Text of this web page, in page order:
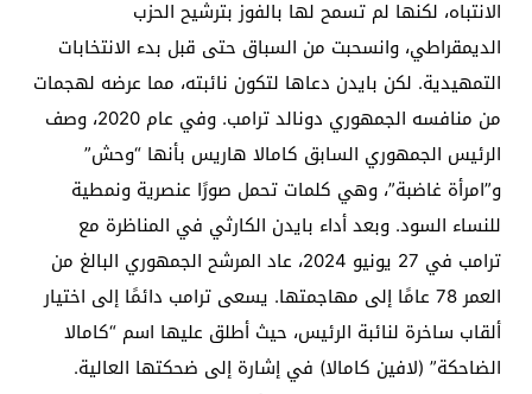
الانتباه، لكنها لم تسمح لها بالفوز بترشيح الحزب
الديمقراطي، وانسحبت من السباق حتى قبل بدء الانتخابات
التمهيدية. لكن بايدن دعاها لتكون نائبته، مما عرضه لهجمات
من منافسه الجمهوري دونالد ترامب. وفي عام 2020، وصف
الرئيس الجمهوري السابق كامالا هاريس بأنها “وحش” ​​
و”امرأة غاضبة”، وهي كلمات تحمل صورًا عنصرية ونمطية
للنساء السود. وبعد أداء بايدن الكارثي في ​​المناظرة مع
ترامب في 27 يونيو 2024، عاد المرشح الجمهوري البالغ من
العمر 78 عامًا إلى مهاجمتها. يسعى ترامب دائمًا إلى اختيار
ألقاب ساخرة لنائبة الرئيس، حيث أطلق عليها اسم “كامالا
الضاحكة” (لافين كامالا) في إشارة إلى ضحكتها العالية.